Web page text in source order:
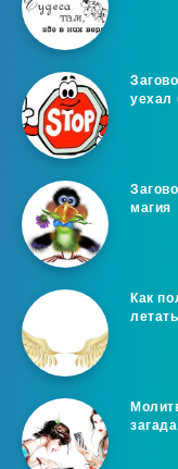
уехал
магия
Как